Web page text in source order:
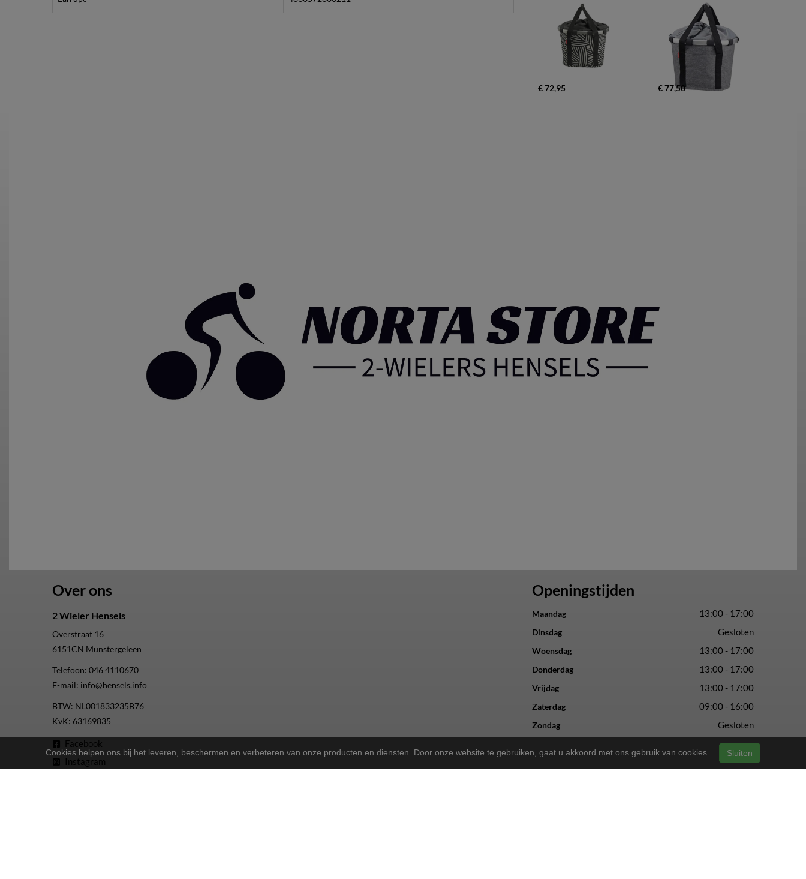
€ 72,95 € 77,50
Over ons
2 Wieler Hensels
Overstraat 16
6151CN Munstergeleen
Telefoon: 046 4110670
E-mail: info@hensels.info
BTW: NL001833235B76
KvK: 63169835
Facebook
Instagram
Openingstijden
Maandag 13:00 - 17:00
Dinsdag Gesloten
Woensdag 13:00 - 17:00
Donderdag 13:00 - 17:00
Vrijdag 13:00 - 17:00
Zaterdag 09:00 - 16:00
Zondag Gesloten
Cookies helpen ons bij het leveren, beschermen en verbeteren van onze producten en diensten. Door onze website te gebruiken, gaat u akkoord met ons gebruik van cookies. Sluiten